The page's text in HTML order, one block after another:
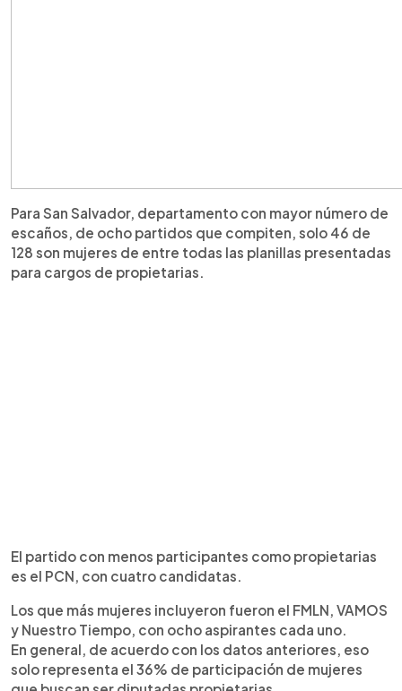
Para San Salvador, departamento con mayor número de
escaños, de ocho partidos que compiten, solo 46 de
128 son mujeres de entre todas las planillas presentadas
para cargos de propietarias.
El partido con menos participantes como propietarias
es el PCN, con cuatro candidatas.
Los que más mujeres incluyeron fueron el FMLN, VAMOS
y Nuestro Tiempo, con ocho aspirantes cada uno.
En general, de acuerdo con los datos anteriores, eso
solo representa el 36% de participación de mujeres